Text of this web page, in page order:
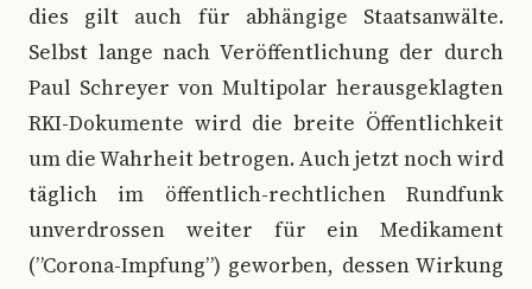
dies gilt auch für abhängige Staatsanwälte.
Selbst lange nach Veröffentlichung der durch
Paul Schreyer von Multipolar herausgeklagten
RKI-Dokumente wird die breite Öffentlichkeit
um die Wahrheit betrogen. Auch jetzt noch wird
täglich im öffentlich-rechtlichen Rundfunk
unverdrossen weiter für ein Medikament
(”Corona-Impfung”) geworben, dessen Wirkung